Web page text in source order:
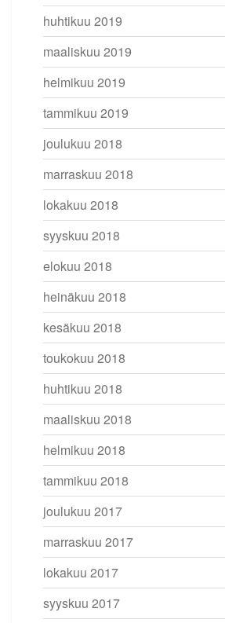
huhtikuu 2019
maaliskuu 2019
helmikuu 2019
tammikuu 2019
joulukuu 2018
marraskuu 2018
lokakuu 2018
syyskuu 2018
elokuu 2018
heinäkuu 2018
kesäkuu 2018
toukokuu 2018
huhtikuu 2018
maaliskuu 2018
helmikuu 2018
tammikuu 2018
joulukuu 2017
marraskuu 2017
lokakuu 2017
syyskuu 2017